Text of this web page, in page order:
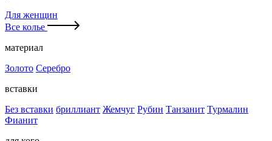
Для женщин
Все колье
материал
Золото Серебро
вставки
Без вставки бриллиант Жемчуг Рубин Танзанит Турмалин
Фианит